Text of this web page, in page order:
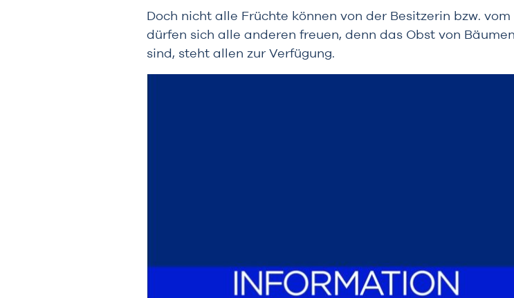
Doch nicht alle Früchte können von der Besitzerin bzw.
dürfen sich alle anderen freuen, denn das Obst von
sind, steht allen zur Verfügung.